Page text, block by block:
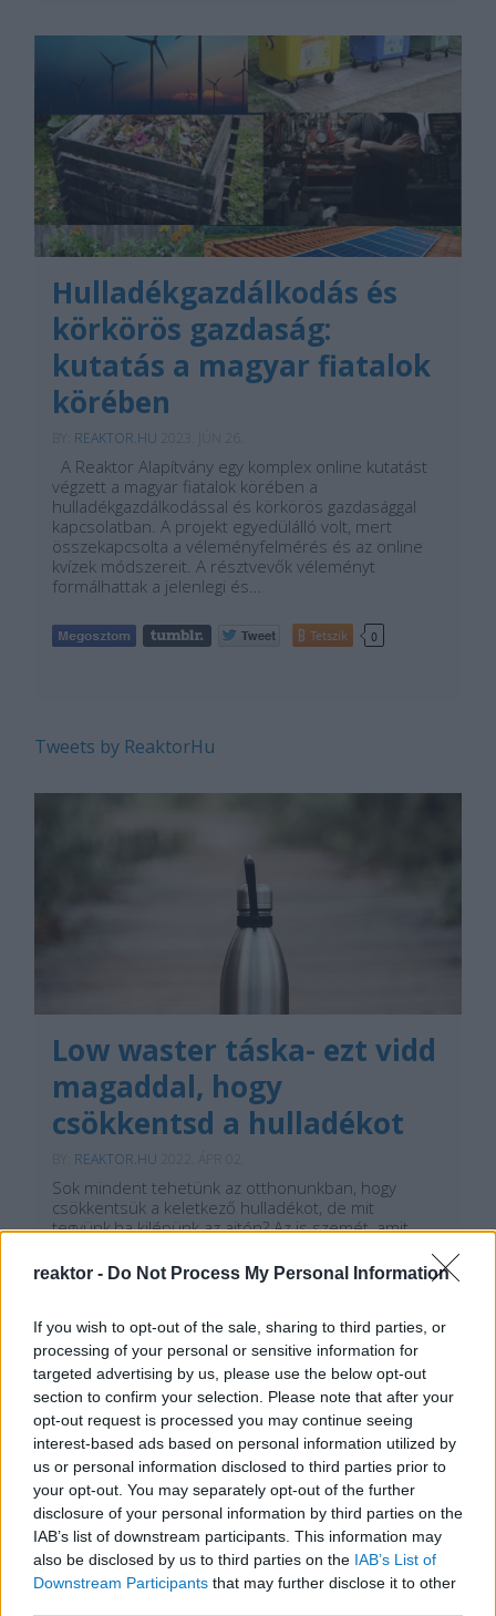
reaktor - Do Not Process My Personal Information
If you wish to opt-out of the sale, sharing to third parties, or
processing of your personal or sensitive information for
targeted advertising by us, please use the below opt-out
section to confirm your selection. Please note that after your
opt-out request is processed you may continue seeing
interest-based ads based on personal information utilized by
us or personal information disclosed to third parties prior to
your opt-out. You may separately opt-out of the further
disclosure of your personal information by third parties on the
IAB’s list of downstream participants. This information may
also be disclosed by us to third parties on the IAB’s List of
Downstream Participants that may further disclose it to other
Hulladékgazdálkodás és
körkörös gazdaság:
kutatás a magyar fiatalok
körében
REAKTOR.HU
A Reaktor Alapítvány egy komplex online kutatást
végzett a magyar fiatalok körében a
hulladékgazdálkodással és körkörös gazdasággal
kapcsolatban. A projekt egyedülálló volt, mert
összekapcsolta a véleményfelmérés és az online
kvízek módszereit. A résztvevők véleményt
formálhattak a jelenlegi és…
Tetszik 0
Tweets by ReaktorHu
Low waster táska- ezt vidd
magaddal, hogy
csökkentsd a hulladékot
REAKTOR.HU
Sok mindent tehetünk az otthonunkban, hogy
csökkentsük a keletkező hulladékot, de mit
tegyünk,ha kilépünk az ajtón? Az is szemét, amit
figyelnünk!Összeszedtem tehát néhány olyan
tárgyat, amit érdemes magunkkal vinni, ha
Tetszik 0